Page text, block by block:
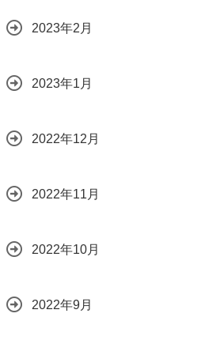
2023年2月
2023年1月
2022年12月
2022年11月
2022年10月
2022年9月